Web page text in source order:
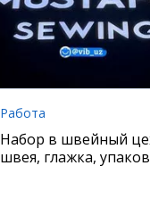
Работа
Набор в швейный
швея, глажка,